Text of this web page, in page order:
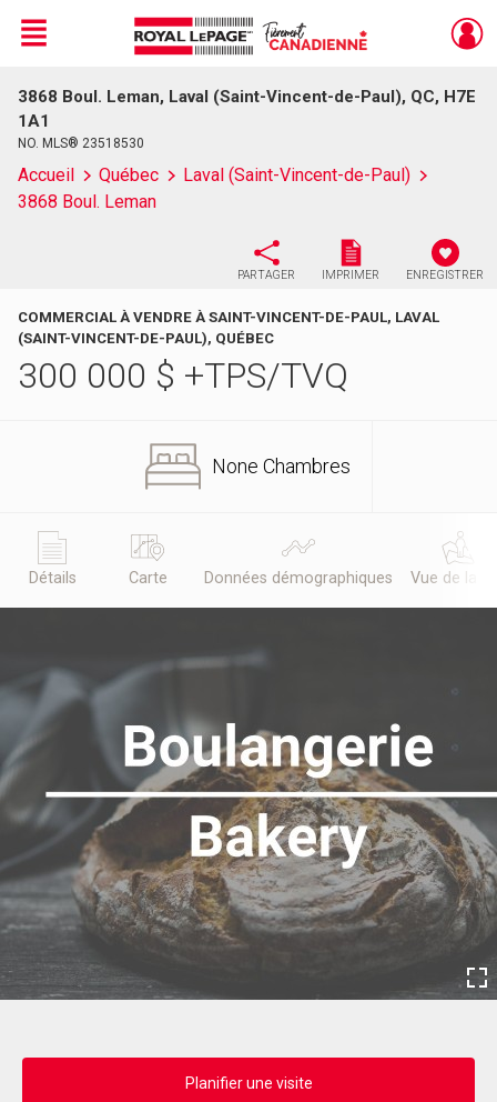
Live
En Direct
Menu
3868 Boul. Leman, Laval (Saint-Vincent-de-Paul), QC, H7E
1A1
NO. MLS® 23518530
Accueil Québec
Laval (Saint-Vincent-de-Paul)
3868 Boul. Leman
PARTAGER IMPRIMER ENREGISTRER
COMMERCIAL À VENDRE À SAINT-VINCENT-DE-PAUL, LAVAL
(SAINT-VINCENT-DE-PAUL), QUÉBEC
300 000 $ +TPS/TVQ
None Chambres
Détails Carte Données démographiques Vue de la
Planifier une visite